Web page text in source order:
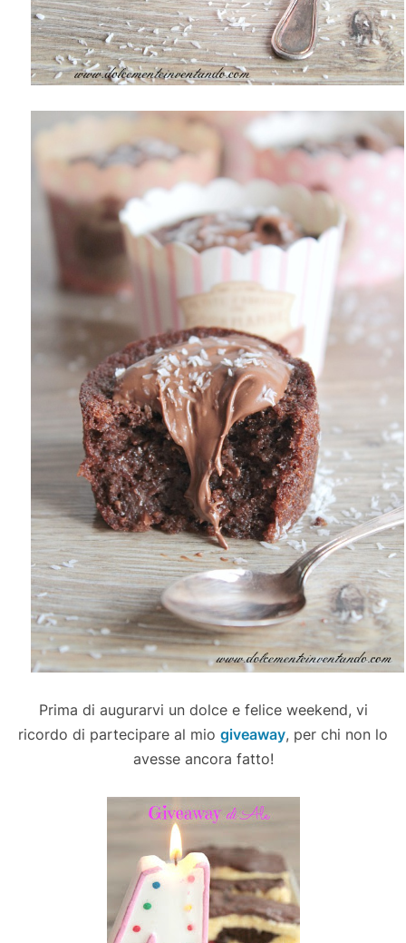
Prima di augurarvi un dolce e felice weekend, vi
ricordo di partecipare al mio giveaway, per chi non lo
avesse ancora fatto!